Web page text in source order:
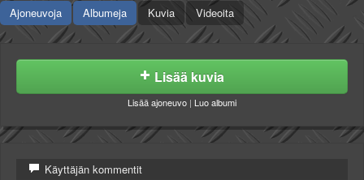
Ajoneuvoja Albumeja Kuvia Videoita
Lisää kuvia
Lisää ajoneuvo | Luo albumi
Käyttäjän kommentit